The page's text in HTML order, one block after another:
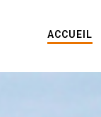
ACCUEIL